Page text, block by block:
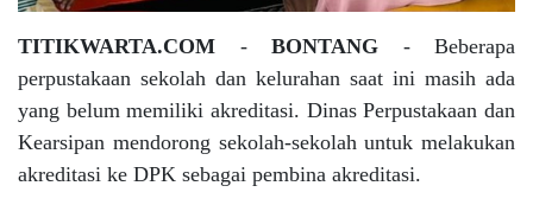
TITIKWARTA.COM - BONTANG - Beberapa
perpustakaan sekolah dan kelurahan saat ini masih ada
yang belum memiliki akreditasi. Dinas Perpustakaan dan
Kearsipan mendorong sekolah-sekolah untuk melakukan
akreditasi ke DPK sebagai pembina akreditasi.